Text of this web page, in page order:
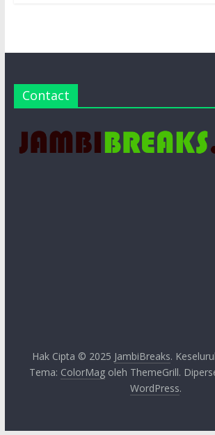
Contact
Hak Cipta © 2025 JambiBreaks.
Tema: ColorMagoleh ThemeGrill.
WordPress.